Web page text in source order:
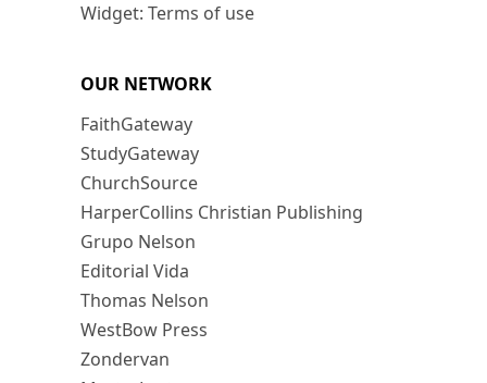
Widget: Terms of use
OUR NETWORK
FaithGateway
StudyGateway
ChurchSource
HarperCollins Christian Publishing
Grupo Nelson
Editorial Vida
Thomas Nelson
WestBow Press
Zondervan